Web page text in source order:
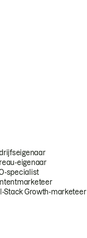
eigenaar
specialist
Stack Growth-marketeer